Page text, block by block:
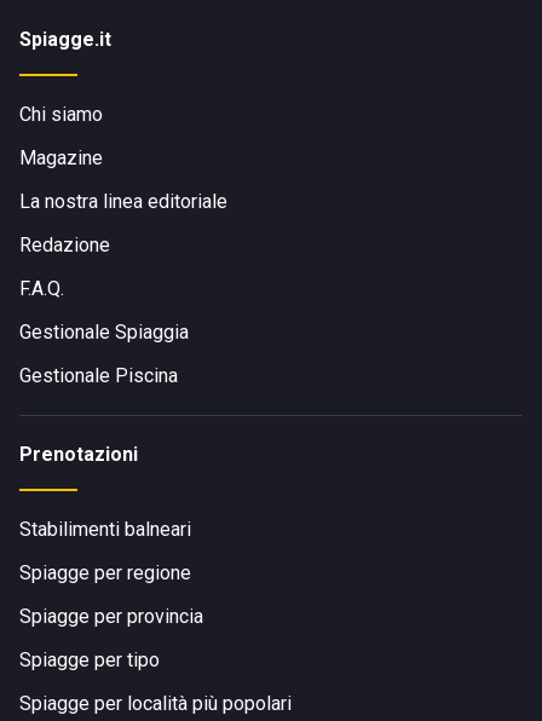
Spiagge.it
Chi siamo
Magazine
La nostra linea editoriale
Redazione
F.A.Q.
Gestionale Spiaggia
Gestionale Piscina
Prenotazioni
Stabilimenti balneari
Spiagge per regione
Spiagge per provincia
Spiagge per tipo
Spiagge per località più popolari